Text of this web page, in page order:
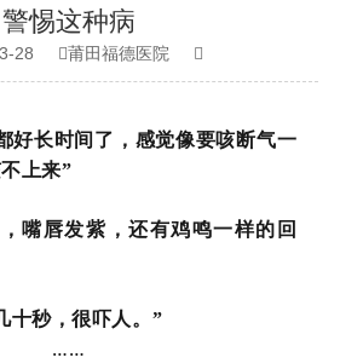
警惕这种病
28 莆田福德医院 
好长时间了，感觉像要咳断气一
上来”
嘴唇发紫，还有鸡鸣一样的回
十秒，很吓人。”
……